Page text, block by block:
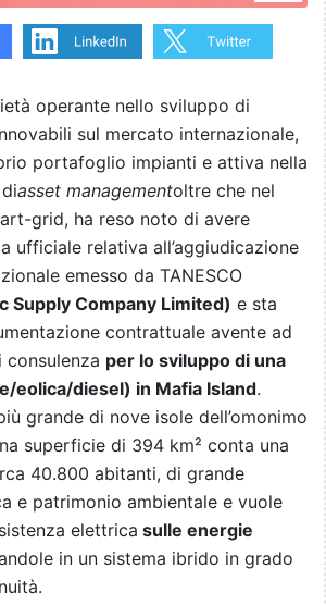
operante nello sviluppo di
sul mercato internazionale,
portafoglio impianti e attiva nella
asset managementoltre che nel
grid, ha reso noto di avere
ufficiale relativa all’aggiudicazione
emesso da TANESCO
Supply Company Limited) e sta
contrattuale avente ad
per lo sviluppo di una
eolica/diesel) in Mafia Island.
grande di nove isole dell’omonimo
superficie di 394 km² conta una
40.800 abitanti, di grande
e patrimonio ambientale e vuole
elettrica sulle energie
in un sistema ibrido in grado